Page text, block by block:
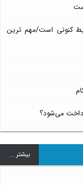
کنونی است/مهم ترین
می‌شود؟
بيشتر ...